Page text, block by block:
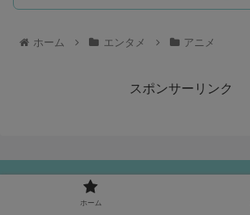
ホーム エンタメ アニメ
スポンサーリンク
ホーム